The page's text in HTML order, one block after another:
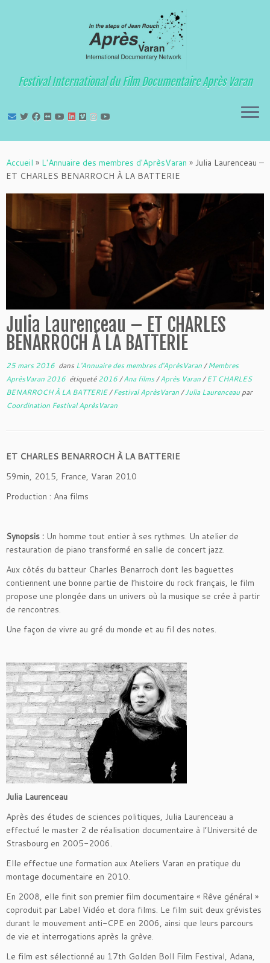
au
contenu
Festival International du Film Documentaire Après Varan
Accueil » L'Annuaire des membres d'AprèsVaran » Julia Laurenceau –
ET CHARLES BENARROCH À LA BATTERIE
Julia Laurenceau – ET CHARLES
BENARROCH À LA BATTERIE
25 mars 2016 dans L'Annuaire des membres d'AprèsVaran/Membres
AprèsVaran 2016 étiqueté2016/Ana films/Après Varan/ET CHARLES
BENARROCH À LA BATTERIE/Festival AprèsVaran/Julia Laurenceaupar
Coordination Festival AprèsVaran
ET CHARLES BENARROCH À LA BATTERIE
59min, 2015, France, Varan 2010
Production : Ana films
Synopsis : Un homme tout entier à ses rythmes. Un atelier de
restauration de piano transformé en salle de concert jazz.
Aux côtés du batteur Charles Benarroch dont les baguettes
contiennent une bonne partie de l’histoire du rock français, le film
propose une plongée dans un univers où la musique se crée à partir
de rencontres.
Une façon de vivre au gré du monde et au fil des notes.
Julia Laurenceau
Après des études de sciences politiques, Julia Laurenceau a
effectué le master 2 de réalisation documentaire à l’Université de
Strasbourg en 2005-2006.
Elle effectue une formation aux Ateliers Varan en pratique du
montage documentaire en 2010.
En 2008, elle finit son premier film documentaire « Rêve général »
coproduit par Label Vidéo et dora films. Le film suit deux grévistes
durant le mouvement anti-CPE en 2006, ainsi que leurs parcours
de vie et interrogations après la grève.
Le film est sélectionné au 17th Golden Boll Film Festival, Adana,